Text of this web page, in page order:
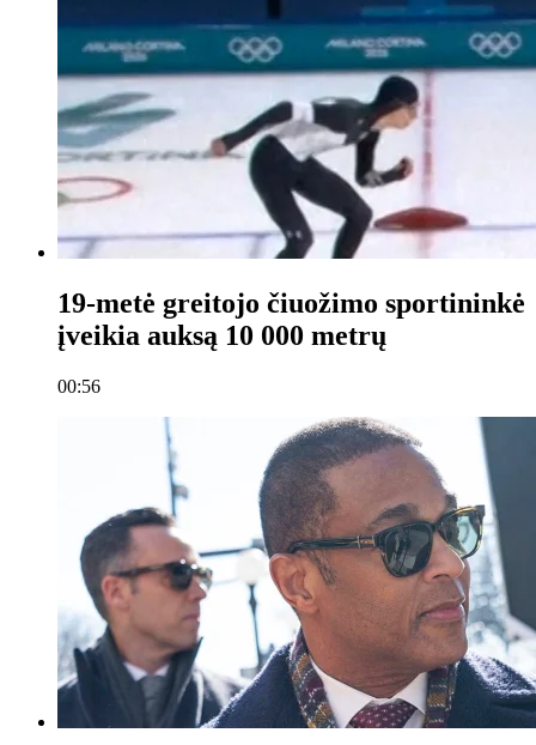
19-metė greitojo čiuožimo sportininkė
įveikia auksą 10 000 metrų
00:56